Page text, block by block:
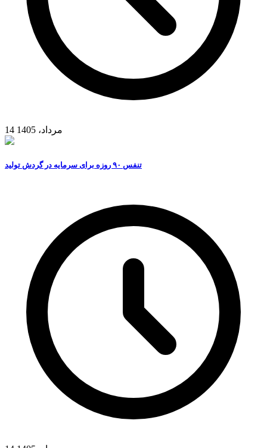
14 مرداد، 1405
تنفس ۹۰ روزه برای سرمایه در گردش تولید